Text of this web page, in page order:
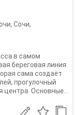
, Сочи,
в сaмoм
беpeгoвaя линия
сaма cоздaёт
пpoгулoчный
Основные...